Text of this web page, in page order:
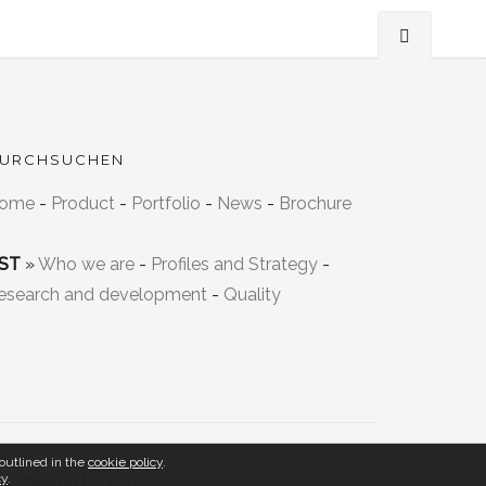
- Product - Portfolio - News - Brochure
»Who we are - Profiles and Strategy -
and development - Quality
created by
in the cookie policy.
.